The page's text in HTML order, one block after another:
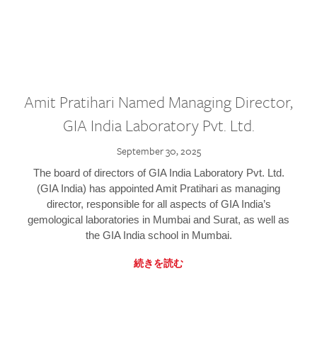
Amit Pratihari Named Managing Director,
GIA India Laboratory Pvt. Ltd.
September 30, 2025
The board of directors of GIA India Laboratory Pvt. Ltd.
(GIA India) has appointed Amit Pratihari as managing
director, responsible for all aspects of GIA India’s
gemological laboratories in Mumbai and Surat, as well as
the GIA India school in Mumbai.
続きを読む